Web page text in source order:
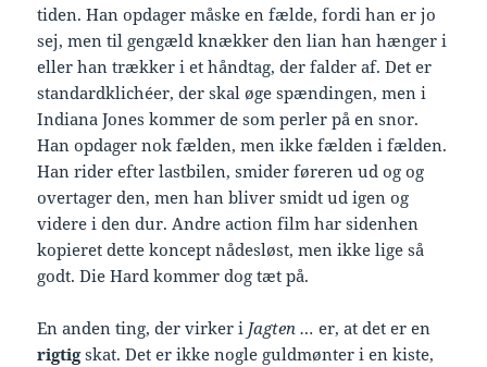
tiden. Han opdager måske en fælde, fordi han er jo
sej, men til gengæld knækker den lian han hænger i
eller han trækker i et håndtag, der falder af. Det er
standardklichéer, der skal øge spændingen, men i
Indiana Jones kommer de som perler på en snor.
Han opdager nok fælden, men ikke fælden i fælden.
Han rider efter lastbilen, smider føreren ud og og
overtager den, men han bliver smidt ud igen og
videre i den dur. Andre action film har sidenhen
kopieret dette koncept nådesløst, men ikke lige så
godt. Die Hard kommer dog tæt på.
En anden ting, der virker i Jagten … er, at det er en
rigtigskat. Det er ikke nogle guldmønter i en kiste,